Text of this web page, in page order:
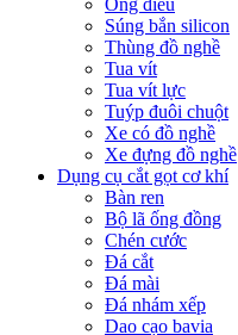
Súng bắn silicon
Thùng đồ nghề
Tua vít
Tua vít lực
Tuýp đuôi chuột
Xe có đồ nghề
Xe đựng đồ nghề
Dụng cụ cắt gọt cơ khí
Bàn ren
Bộ lã ống đồng
Chén cước
Đá cắt
Đá mài
Đá nhám xếp
Dao cạo bavia